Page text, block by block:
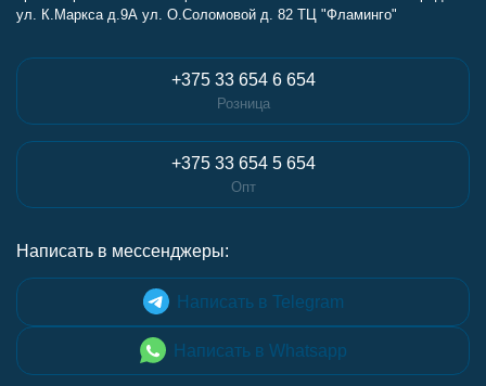
ул. К.Маркса д.9А ул. О.Соломовой д. 82 ТЦ "Фламинго"
+375 33 654 6 654
Розница
+375 33 654 5 654
Опт
Написать в мессенджеры:
Написать в Telegram
Написать в Whatsapp